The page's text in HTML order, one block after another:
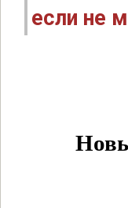
если не